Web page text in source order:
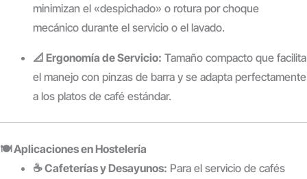
minimizan el «despichado» o rotura por choque
mecánico durante el servicio o el lavado.
📐 Ergonomía de Servicio: Tamaño compacto que facilita
el manejo con pinzas de barra y se adapta perfectamente
a los platos de café estándar.
🍽️ Aplicaciones en Hostelería
☕ Cafeterías y Desayunos: Para el servicio de cafés